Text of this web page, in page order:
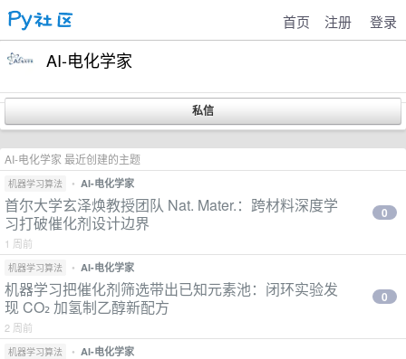
首页 注册 登录
AI-电化学家
AI-电化学家 最近创建的主题
机器学习算法 • AI-电化学家
首尔大学玄泽焕教授团队 Nat. Mater.：跨材料深度学
习打破催化剂设计边界
1 周前
0
机器学习算法 • AI-电化学家
机器学习把催化剂筛选带出已知元素池：闭环实验发
现 CO₂ 加氢制乙醇新配方
2 周前
0
机器学习算法 • AI-电化学家